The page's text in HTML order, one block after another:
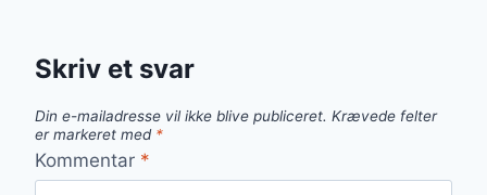
Skriv et svar
Din e-mailadresse vil ikke blive publiceret. Krævede felter
er markeret med *
Kommentar *